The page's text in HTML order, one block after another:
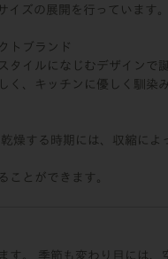
イズの展開を行っています
トブランド
タイルになじむデザインで
く、キッチンに優しく馴染
燥する時期には、収縮によ
ことができます。
す。 季節も変わり目には、